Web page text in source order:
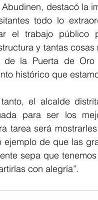
Abudinen, destacó la
todo lo
el trabajo público
y tantas
de la Puerta de
histórico que
el alcalde
para ser los
tarea será
ejemplo de que las
sepa que
con alegría”.